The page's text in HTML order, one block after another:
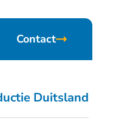
Contact
Duitsland